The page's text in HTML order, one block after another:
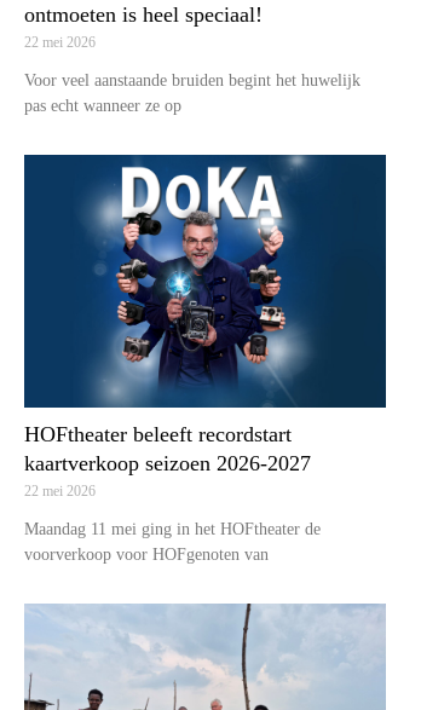
ontmoeten is heel speciaal!
22 mei 2026
Voor veel aanstaande bruiden begint het huwelijk
pas echt wanneer ze op
HOFtheater beleeft recordstart
kaartverkoop seizoen 2026-2027
22 mei 2026
Maandag 11 mei ging in het HOFtheater de
voorverkoop voor HOFgenoten van